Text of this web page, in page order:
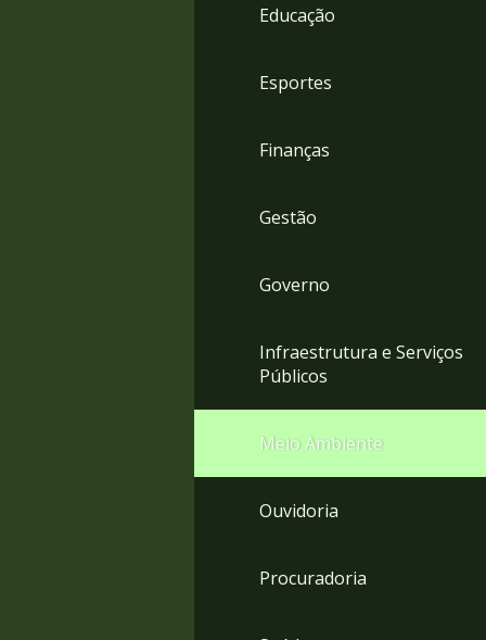
Educação
Esportes
Finanças
Gestão
Governo
Infraestrutura e Serviços
Públicos
Meio Ambiente
Ouvidoria
Procuradoria